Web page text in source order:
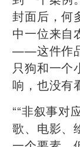
封面后，何
中一位来自
——这件作
只狗和一个
响，也没有
““非叙事对
歌、电影、